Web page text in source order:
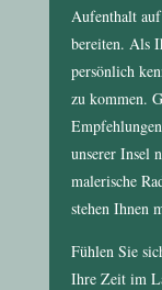
Aufenthalt
bereiten. Als
persönlich
zu kommen.
unserer Insel
malerische
stehen Ihnen
Fühlen Sie
Ihre Zeit im